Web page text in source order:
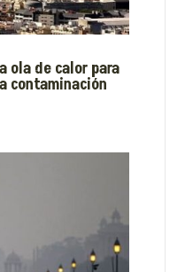
ola de calor para
contaminación